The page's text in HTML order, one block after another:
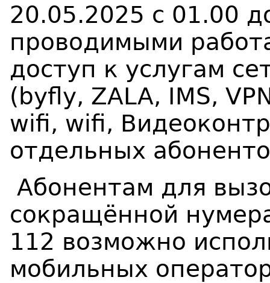
20.05.2025 с 01.00
проводимыми
доступ к услугам
( byfly, ZALA, IMS,
wifi, wifi,
отдельных
Абонентам для
сокращённой
112 возможно
мобильных